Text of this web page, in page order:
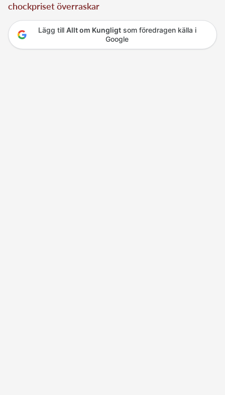
chockpriset överraskar
Lägg till Allt om Kungligtsom föredragen källa i
Google